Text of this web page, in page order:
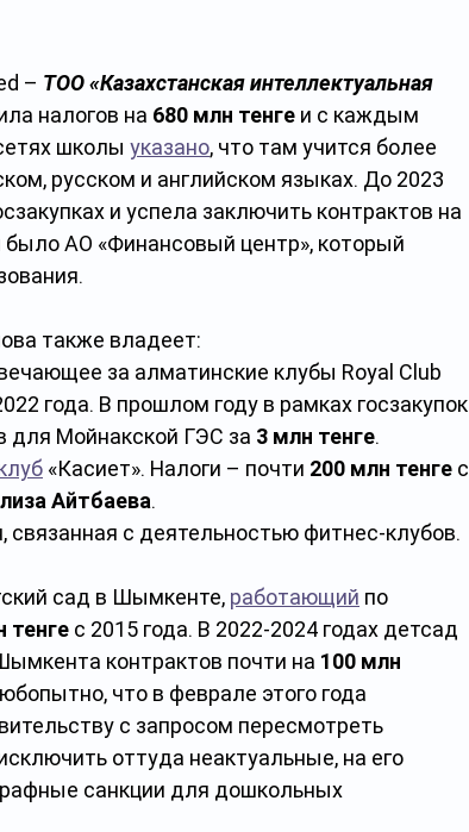
– ТОО «Казахстанская интеллектуальная
налогов на 680 млн тенге и с каждым
школы указано, что там учится более
русском и английском языках. До 2023
и успела заключить контрактов на
АО «Финансовый центр», который
также владеет:
за алматинские клубы Royal Club
года. В прошлом году в рамках госзакупок
для Мойнакской ГЭС за 3 млн тенге.
«Касиет». Налоги – почти 200 млн тенге с
Айтбаева.
связанная с деятельностью фитнес-клубов.
сад в Шымкенте, работающий по
тенге с 2015 года. В 2022-2024 годах детсад
контрактов почти на 100 млн
что в феврале этого года
с запросом пересмотреть
оттуда неактуальные, на его
санкции для дошкольных